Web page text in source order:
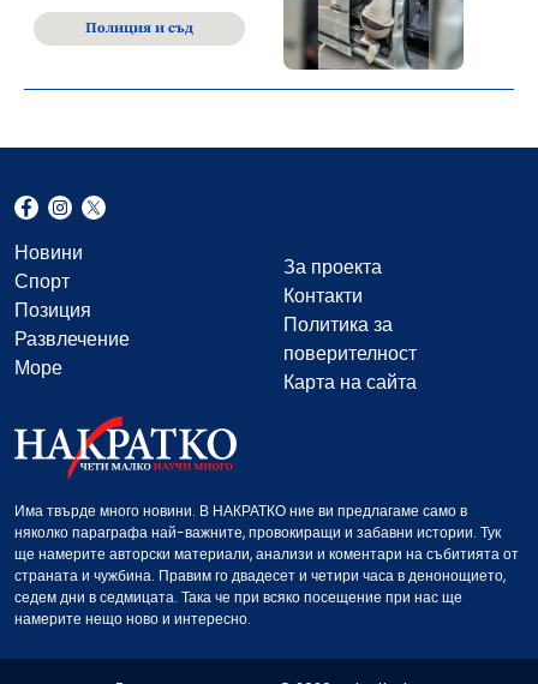
Полиция и съд
Новини
Спорт
Позиция
Развлечение
Море
За проекта
Контакти
Политика за
поверителност
Карта на сайта
Има твърде много новини. В НАКРАТКО ние ви предлагаме само в
няколко параграфа най-важните, провокиращи и забавни истории. Тук
ще намерите авторски материали, анализи и коментари на събитията от
страната и чужбина. Правим го двадесет и четири часа в денонощието,
седем дни в седмицата. Така че при всяко посещение при нас ще
намерите нещо ново и интересно.